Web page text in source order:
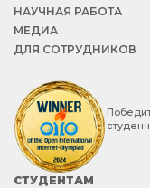
НАУЧНАЯ РАБОТА
МЕДИА
ДЛЯ СОТРУДНИКОВ
СТУДЕНТАМ